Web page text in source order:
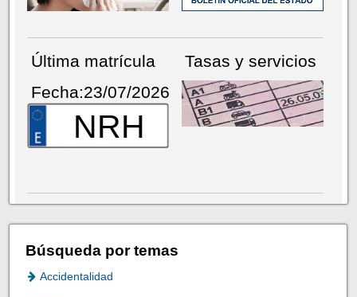
Última matrícula
Fecha:23/07/2026
NRH
Tasas y servicios
Búsqueda por temas
Accidentalidad